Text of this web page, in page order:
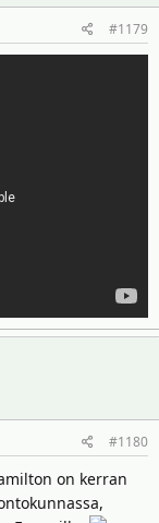
#1179
#1180
on kerran